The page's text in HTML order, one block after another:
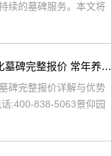
续的墓碑服务。本文将
区绿化墓碑的完整报
景仰园陵园园区绿化墓碑完整报价 常年养护不收取额外费用详解与优势分析
碑完整报价详解与优势
:400-838-5063景仰园
园服务机构，致力于为